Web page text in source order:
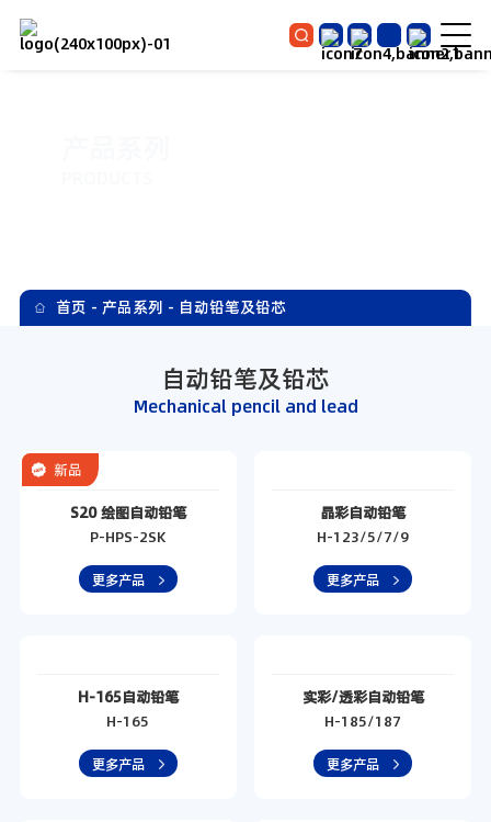
首页 - 产品系列 - 自动铅笔及铅芯
自动铅笔及铅芯
Mechanical pencil and lead
S20 绘图自动铅笔
P-HPS-2SK
更多产品
晶彩自动铅笔
H-123/5/7/9
更多产品
H-165自动铅笔
H-165
更多产品
实彩/透彩自动铅笔
H-185/187
更多产品